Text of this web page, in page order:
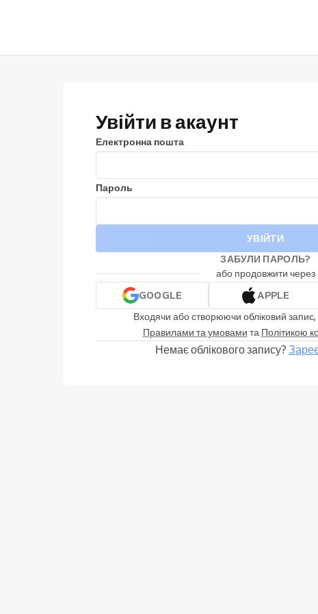
Увійти в акаунт
Електронна пошта
Пароль
УВІЙТИ
ЗАБУЛИ ПАРОЛЬ?
або продовжити через
GOOGLE
APPLE
Входячи або створюючи обліковий запис,
Правилами та умовами та Політикою
Немає облікового запису?